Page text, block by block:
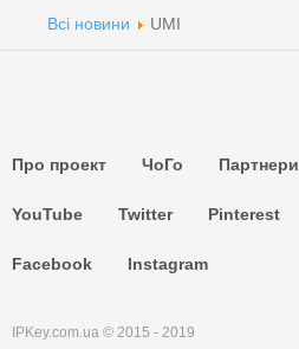
Всі новини UMI
Про проект ЧоГо Партнери
YouTube Twitter Pinterest
Facebook Instagram
IPKey.com.ua © 2015 - 2019